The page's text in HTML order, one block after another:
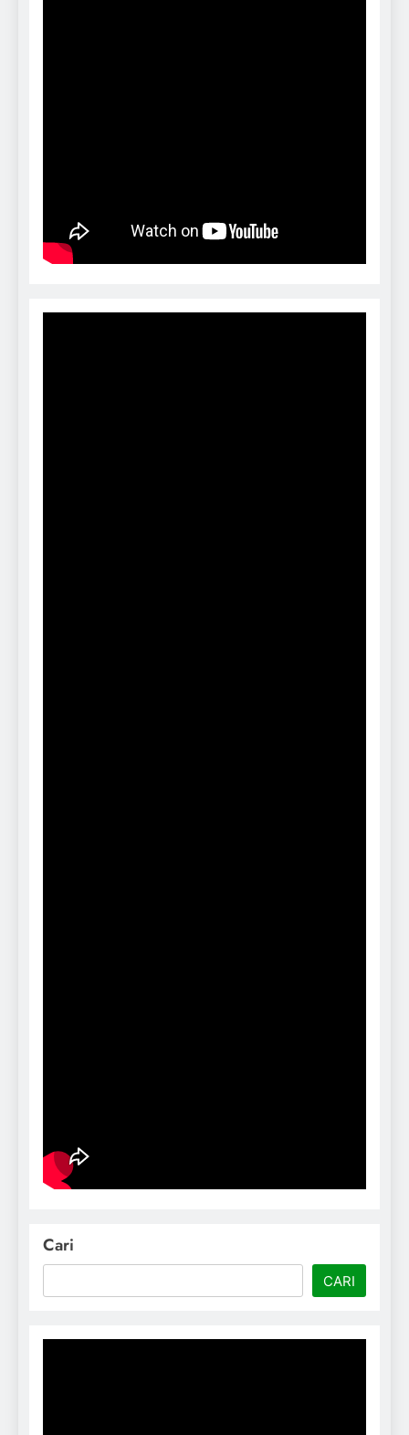
Cari
CARI